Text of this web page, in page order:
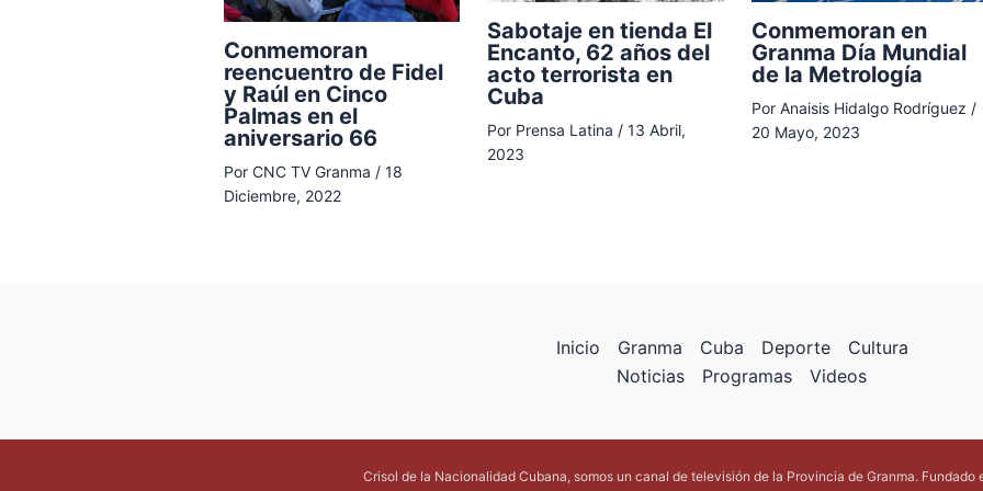
Conmemoran
reencuentro de Fidel
y Raúl en Cinco
Palmas en el
aniversario 66
Por CNC TV Granma / 18
Diciembre, 2022
Sabotaje en tienda El
Encanto, 62 años del
acto terrorista en
Cuba
Por Prensa Latina / 13 Abril,
2023
Conmemoran en
Granma Día Mundial
de la Metrología
Por Anaisis Hidalgo Rodríguez /
20 Mayo, 2023
Inicio Granma Cuba Deporte
Cultura
Noticias
Programas Videos
Crisol de la Nacionalidad Cubana, somos un canal de televisión de la Provincia de Granma. Fundado